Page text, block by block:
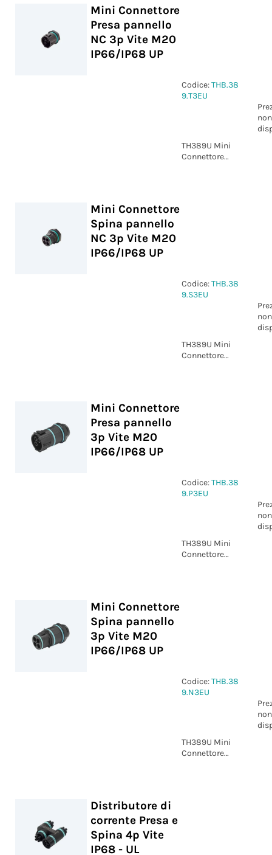
Mini Connettore
Presa pannello
NC 3p Vite M20
IP66/IP68 UP
Codice:THB.38
9.T3EU
non
TH389U Mini
Connettore
Mini Connettore
Spina pannello
NC 3p Vite M20
IP66/IP68 UP
Codice:THB.38
9.S3EU
non
TH389U Mini
Connettore
Mini Connettore
Presa pannello
3p Vite M20
IP66/IP68 UP
Codice:THB.38
9.P3EU
non
TH389U Mini
Connettore
Mini Connettore
Spina pannello
3p Vite M20
IP66/IP68 UP
Codice:THB.38
9.N3EU
non
TH389U Mini
Connettore
Distributore di
corrente Presa e
Spina 4p Vite
IP68 - UL